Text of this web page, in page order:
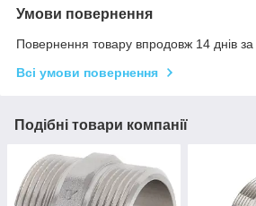
Умови повернення
Повернення товару впродовж 14 днів
Всі умови повернення
Подібні товари компанії